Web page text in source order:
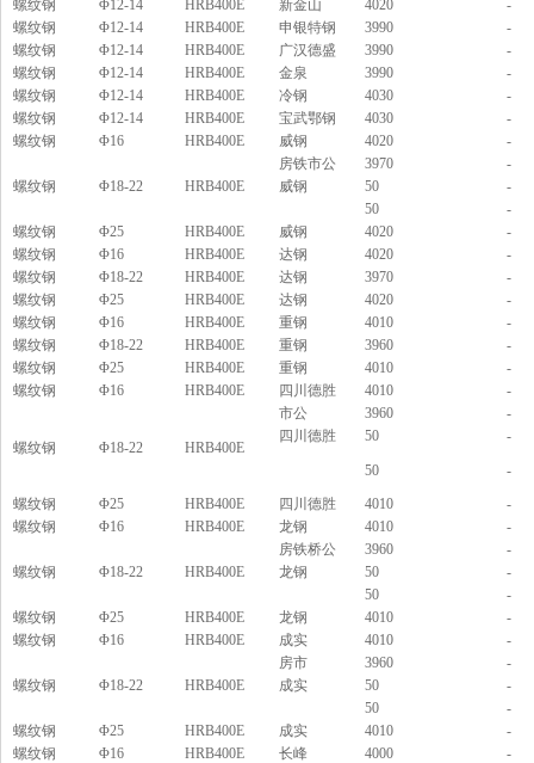
螺纹钢
Φ12-14 HRB400E 新金山 4020
-
螺纹钢
Φ12-14 HRB400E 申银特钢 3990
-
螺纹钢
Φ12-14 HRB400E 广汉德盛 3990
-
螺纹钢
Φ12-14 HRB400E 金泉 3990
-
螺纹钢
Φ12-14 HRB400E 冷钢 4030
-
螺纹钢
Φ12-14 HRB400E 宝武鄂钢 4030
-
螺纹钢
Φ16 HRB400E 威钢 4020 -
螺纹钢 Φ18-22 HRB400E
房铁市公 3970
-
威钢
50
-
50
-
螺纹钢
Φ25 HRB400E 威钢 4020
-
螺纹钢
Φ16 HRB400E 达钢 4020
-
螺纹钢
Φ18-22 HRB400E 达钢 3970
-
螺纹钢
Φ25 HRB400E 达钢 4020
-
螺纹钢
Φ16 HRB400E 重钢 4010
-
螺纹钢
Φ18-22 HRB400E 重钢 3960
-
螺纹钢
Φ25 HRB400E 重钢 4010
-
螺纹钢
Φ16 HRB400E 四川德胜 4010 -
螺纹钢 Φ18-22 HRB400E
市公 3960
-
四川德胜
50 -
50
-
螺纹钢
Φ25 HRB400E 四川德胜 4010
-
螺纹钢
Φ16 HRB400E 龙钢 4010 -
螺纹钢 Φ18-22 HRB400E
房铁桥公 3960
-
龙钢
50
-
50
-
螺纹钢
Φ25 HRB400E 龙钢 4010
-
螺纹钢
Φ16 HRB400E 成实 4010 -
螺纹钢 Φ18-22 HRB400E
房市 3960
-
成实
50
-
50
-
螺纹钢
Φ25 HRB400E 成实 4010
-
螺纹钢
Φ16 HRB400E 长峰 4000
-